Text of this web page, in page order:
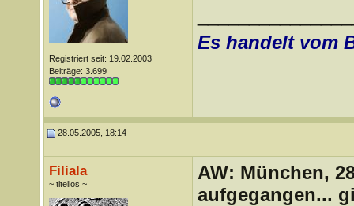
Registriert seit: 19.02.2003
Beiträge: 3.699
Es handelt vom
28.05.2005, 18:14
Filiala
~ titellos ~
AW: München,
aufgegangen...